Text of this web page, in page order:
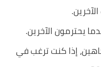
يحترمون الآخرين.
إذا كنت ترغب في